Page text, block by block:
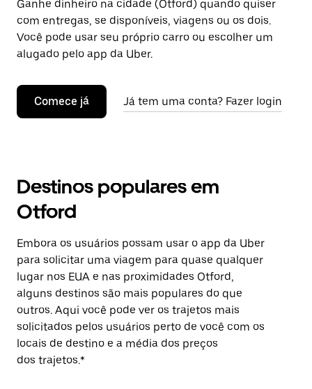
Ganhe dinheiro na cidade (Otford) quando quiser
com entregas, se disponíveis, viagens ou os dois.
Você pode usar seu próprio carro ou escolher um
alugado pelo app da Uber.
Comece já Já tem uma conta? Fazer login
Destinos populares em
Otford
Embora os usuários possam usar o app da Uber
para solicitar uma viagem para quase qualquer
lugar nos EUA e nas proximidades Otford,
alguns destinos são mais populares do que
outros. Aqui você pode ver os trajetos mais
solicitados pelos usuários perto de você com os
locais de destino e a média dos preços
dos trajetos.*